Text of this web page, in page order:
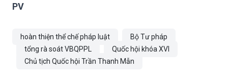
PV
hoàn thiện thể chế pháp luật
Bộ Tư pháp
tổng rà soát VBQPPL
Quốc hội khóa XVI
Chủ tịch Quốc hội Trần Thanh Mẫn